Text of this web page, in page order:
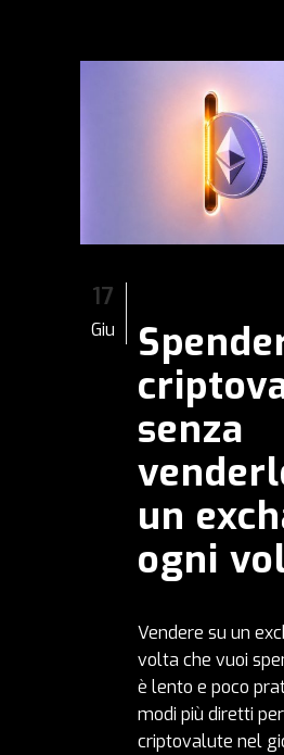
17
Giu
senza
un
ogni
Vendere su un
volta che vuoi
è lento e poco
modi più diretti
criptovalute nel